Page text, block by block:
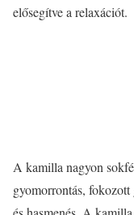
elősegítve a relaxációt.
A kamilla nagyon
gyomorrontás,